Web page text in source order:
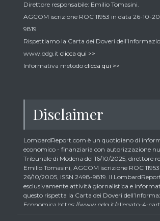
Direttore responsabile: Emilio Tomasini.
AGCOM iscrizione ROC 11953 in data 26-10-
9819
Rispettiamo la Carta dei Doveri
www.odg.it clicca qui >>
Informativa metodo clicca qui >>
Disclaimer
LombardReport.com è un quotidiano di
economico - finanziaria con autorizzazione
Tribunale di Modena del 16/10/2025, direttore
Emilio Tomasini, AGCOM iscrizione ROC
26/10/2005, ISSN 2498-9819. Il
esclusivamente attività giornalistica e
questo rispetta la Carta dei Doveri
Economica https://www.odg.it/allegato-4-